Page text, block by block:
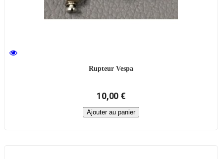
Rupteur Vespa
10,00 €
Ajouter au panier